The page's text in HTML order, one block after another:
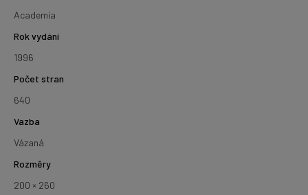
Academia
Rok vydání
1996
Počet stran
640
Vazba
Vázaná
Rozměry
200 × 260